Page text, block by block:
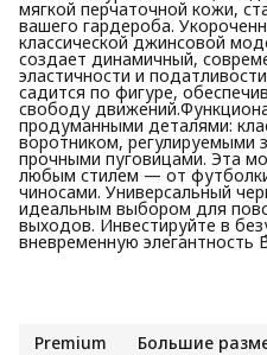
мягкой перчаточной кожи,
вашего гардероба.
классической джинсовой
создает динамичный,
эластичности и
садится по фигуре,
свободу
продуманными деталями:
воротником, регулируемыми
прочными пуговицами. Эта
любым стилем — от
чиносами. Универсальный
идеальным выбором для
выходов. Инвестируйте в
вневременную элегантность
Premium Большие